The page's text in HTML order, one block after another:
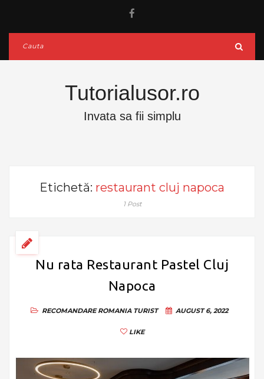
Tutorialusor.ro
Invata sa fii simplu
Etichetă: restaurant cluj napoca
1 Post
Nu rata Restaurant Pastel Cluj
Napoca
RECOMANDARE ROMANIA TURIST AUGUST 6, 2022
LIKE